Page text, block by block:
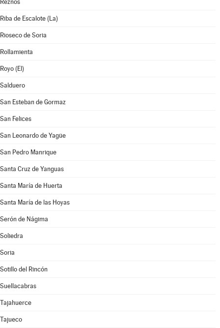
Reznos
Riba de Escalote (La)
Rioseco de Soria
Rollamienta
Royo (El)
Salduero
San Esteban de Gormaz
San Felices
San Leonardo de Yagüe
San Pedro Manrique
Santa Cruz de Yanguas
Santa María de Huerta
Santa María de las Hoyas
Serón de Nágima
Soliedra
Soria
Sotillo del Rincón
Suellacabras
Tajahuerce
Tajueco